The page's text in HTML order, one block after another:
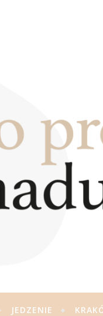
JEDZENIE